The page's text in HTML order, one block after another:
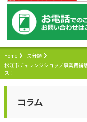
Home
未分類
松江市チャレンジショップ事業費補
ス！
コラム